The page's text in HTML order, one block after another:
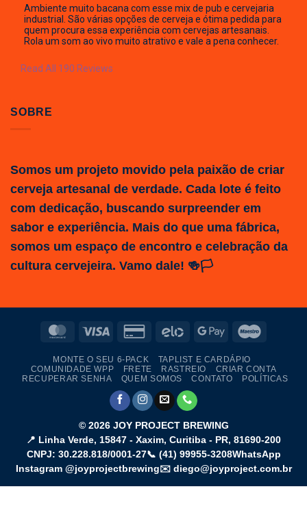
Ambiente muito bacana com esse mix de pub e cervejaria
industrial. São várias opções de cerveja e ótima pedida para
quem procura essa experiência com cervejas artesanais.
Rola um som ao vivo muito atrativo e vale a pena conhecer.
Read All 190 Reviews
SOBRE
Somos um projeto movido pela paixão de criar
cerveja artesanal de verdade. Cada lote é feito
com dedicação, buscando surpreender em
sabor e experiência. Mais do que uma fábrica,
somos um espaço de encontro e celebração da
cultura cervejeira. Vamo dale! 🍻🏳️
MasterCardVisa
Credit
2
Elo
Google
MONTE O SEU 6-PACK
TAPLIST E CARDÁPIO
COMUNIDADE WPP
FRETE RASTREIO
CRIAR CONTA
RECUPERAR SENHA
QUEM SOMOS CONTATO POLÍTICAS
© 2026 JOY PROJECT BREWING
📍 Linha Verde, 15847 - Xaxim, Curitiba - PR, 81690-200
CNPJ: 30.228.818/0001-27📞 (41) 99955-3208WhatsApp
Instagram @joyprojectbrewing✉️ diego@joyproject.com.br